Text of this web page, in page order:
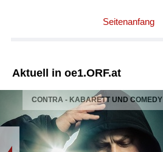
Seitenanfang
Aktuell in oe1.ORF.at
CONTRA - KABARETT UND COMEDY